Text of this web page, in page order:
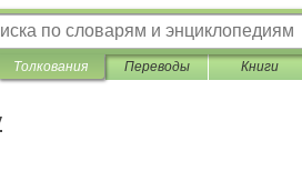
Толкования Переводы Книги